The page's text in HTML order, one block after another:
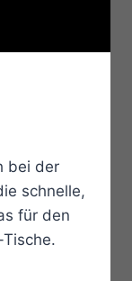
bei der
schnelle,
für den